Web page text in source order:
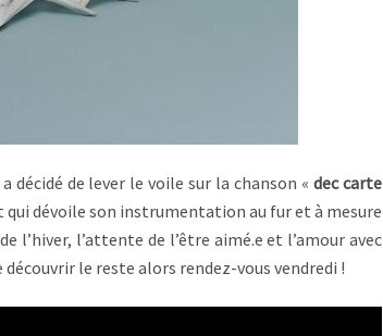
a décidé de lever le voile sur la chanson «dec carte
qui dévoile son instrumentation au fur et à mesure
l’hiver, l’attente de l’être aimé.e et l’amour avec
le reste alors rendez-vous vendredi !